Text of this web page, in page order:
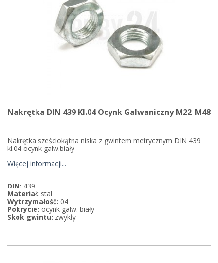
Nakrętka DIN 439 Kl.04 Ocynk Galwaniczny M22-M48
Nakrętka sześciokątna niska z gwintem metrycznym DIN 439
kl.04 ocynk galw.biały
Więcej informacji...
DIN: 439
Materiał: stal
Wytrzymałość: 04
Pokrycie: ocynk galw. biały
Skok gwintu: zwykły